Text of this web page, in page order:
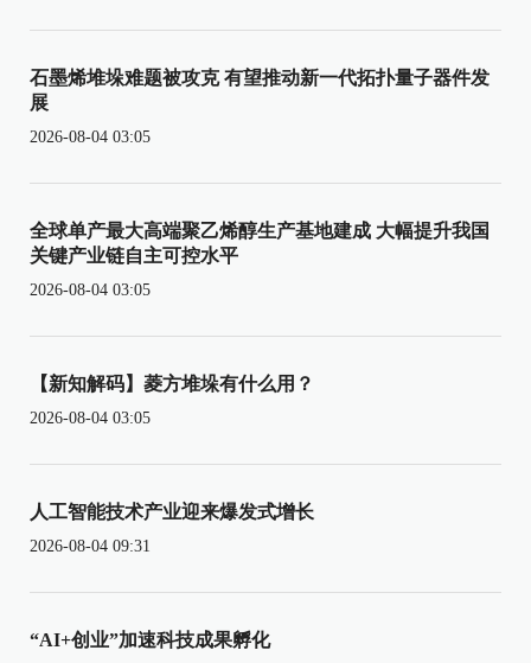
石墨烯堆垛难题被攻克 有望推动新一代拓扑量子器件发
展
2026-08-04 03:05
全球单产最大高端聚乙烯醇生产基地建成 大幅提升我国
关键产业链自主可控水平
2026-08-04 03:05
【新知解码】菱方堆垛有什么用？
2026-08-04 03:05
人工智能技术产业迎来爆发式增长
2026-08-04 09:31
“AI+创业”加速科技成果孵化